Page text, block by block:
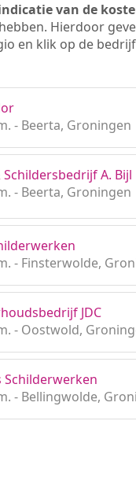
van de
Hierdoor
en klik op de
- Beerta, Groningen
Schildersbedrijf A. Bijl
- Beerta, Groningen
- Finsterwolde,
JDC
- Oostwold,
Schilderwerken
- Bellingwolde,